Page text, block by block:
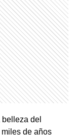
del
de años